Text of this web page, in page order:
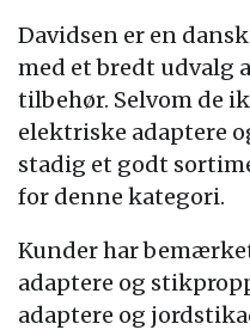
Davidsen er en
med et bredt udvalg
tilbehør. Selvom de
elektriske adaptere
stadig et godt
for denne kategori.
Kunder har
adaptere og
adaptere og